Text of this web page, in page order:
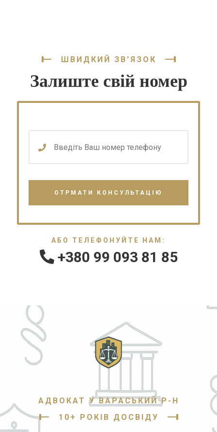
ШВИДКИЙ ЗВ'ЯЗОК
Залиште свій номер
АБО ТЕЛЕФОНУЙТЕ НАМ:
+380 99 093 81 85
АДВОКАТ У ВАРАСЬКИЙ Р-Н
10+ РОКІВ ДОСВІДУ